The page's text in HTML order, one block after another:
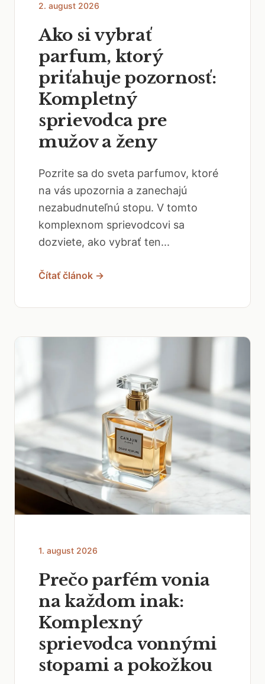
2. august 2026
Ako si vybrať
parfum, ktorý
priťahuje pozornosť:
Kompletný
sprievodca pre
mužov a ženy
Pozrite sa do sveta parfumov, ktoré
na vás upozornia a zanechajú
nezabudnuteľnú stopu. V tomto
komplexnom sprievodcovi sa
dozviete, ako vybrať ten...
Čítať článok →
1. august 2026
Prečo parfém vonia
na každom inak:
Komplexný
sprievodca vonnými
stopami a pokožkou